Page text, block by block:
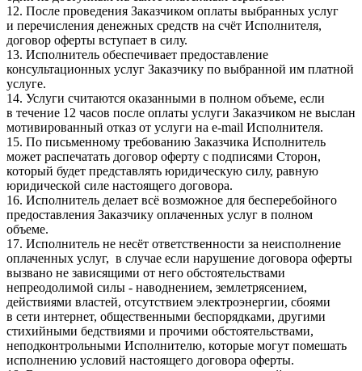
12. После проведения Заказчиком оплаты выбранных услуг
и перечисления денежных средств на счёт Исполнителя,
договор оферты вступает в силу.
13. Исполнитель обеспечивает предоставление
консультационных услуг Заказчику по выбранной им платной
услуге.
14. Услуги считаются оказанными в полном объеме, если
в течение 12 часов после оплаты услуги Заказчиком не выслан
мотивированный отказ от услуги на e-mail Исполнителя.
15. По письменному требованию Заказчика Исполнитель
может распечатать договор оферту с подписями Сторон,
который будет представлять юридическую силу, равную
юридической силе настоящего договора.
16. Исполнитель делает всё возможное для бесперебойного
предоставления Заказчику оплаченных услуг в полном
объеме.
17. Исполнитель не несёт ответственности за неисполнение
оплаченных услуг, в случае если нарушение договора оферты
вызвано не зависящими от него обстоятельствами
непреодолимой силы - наводнением, землетрясением,
действиями властей, отсутствием электроэнергии, сбоями
в сети интернет, общественными беспорядками, другими
стихийными бедствиями и прочими обстоятельствами,
неподконтрольными Исполнителю, которые могут помешать
исполнению условий настоящего договора оферты.